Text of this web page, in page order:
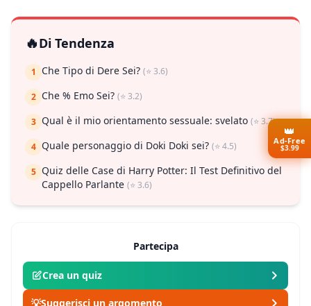
🔥Di Tendenza
1 Che Tipo di Dere Sei? (⭐ 3.6)
2 Che % Emo Sei? (⭐ 3.2)
3 Qual è il mio orientamento sessuale: svelato (⭐ 3.7)
4 Quale personaggio di Doki Doki sei? (⭐ 4.5)
5 Quiz delle Case di Harry Potter: Il Test Definitivo del
Cappello Parlante (⭐ 3.6)
Partecipa
Crea un quiz
💡Suggerisci un argomento
👑
Ad-Free
$3.99